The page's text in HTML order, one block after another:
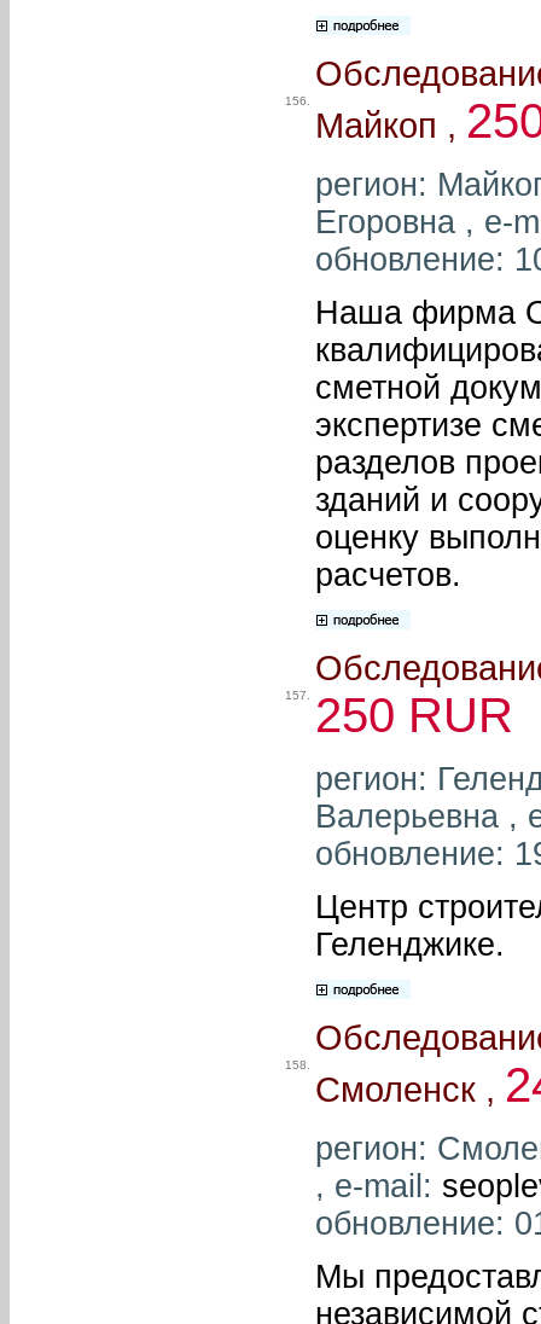
156.
Майкоп ,
регион:
Егоровна , e-
обновление:
Наша фирма
сметной
экспертизе
разделов
зданий и
оценку
расчетов.
157. 250 RUR
регион:
Валерьевна ,
обновление:
Центр
Геленджике.
158.
Смоленск ,
регион:
, e-mail:
обновление:
Мы
независимой